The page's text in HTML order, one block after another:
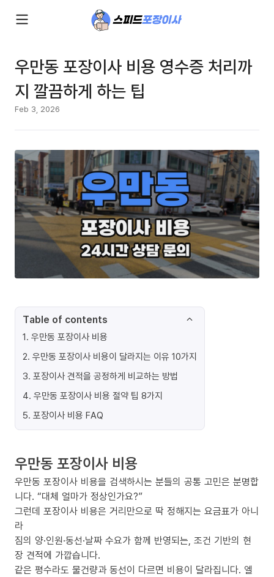
우만동 포장이사 비용 영수증 처리까
지 깔끔하게 하는 팁
Feb 3, 2026
Table of contents
1. 우만동 포장이사 비용
2. 우만동 포장이사 비용이 달라지는 이유 10가지
3. 포장이사 견적을 공정하게 비교하는 방법
4. 우만동 포장이사 비용 절약 팁 8가지
5. 포장이사 비용 FAQ
우만동 포장이사 비용
우만동 포장이사 비용을 검색하시는 분들의 공통 고민은 분명합
니다. “대체 얼마가 정상인가요?”
그런데 포장이사 비용은 거리만으로 딱 정해지는 요금표가 아니
라
짐의 양·인원·동선·날짜 수요가 함께 반영되는, 조건 기반의 현
장 견적에 가깝습니다.
같은 평수라도 물건량과 동선이 다르면 비용이 달라집니다. 엘